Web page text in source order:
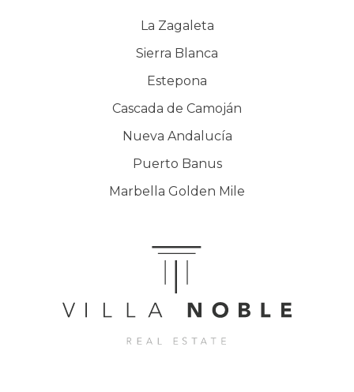
La Zagaleta
Sierra Blanca
Estepona
Cascada de Camoján
Nueva Andalucía
Puerto Banus
Marbella Golden Mile